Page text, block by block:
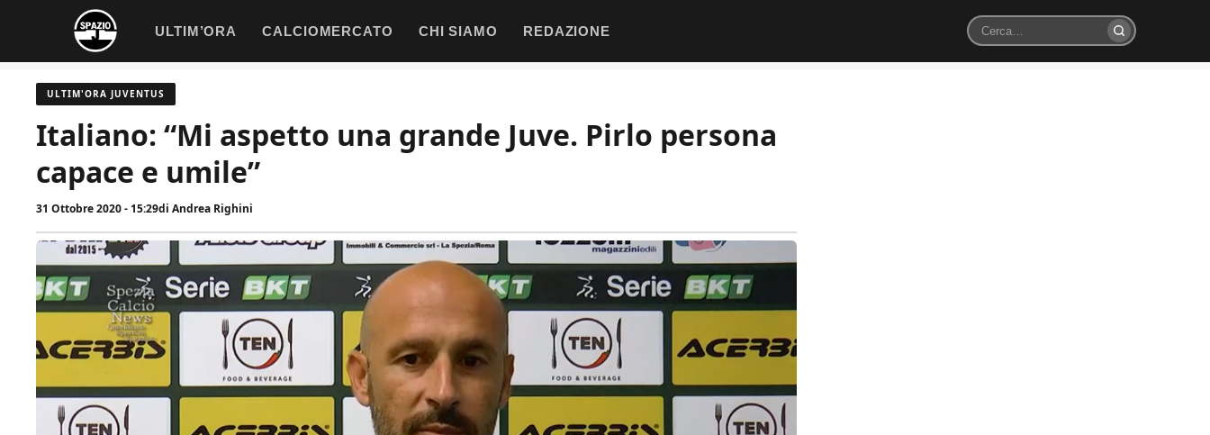
contenuto
ULTIM’ORA CALCIOMERCATO CHI SIAMO REDAZIONE
Cerca
ULTIM'ORA JUVENTUS
Italiano: “Mi aspetto una grande Juve. Pirlo persona
capace e umile”
31 Ottobre 2020 - 15:29di Andrea Righini